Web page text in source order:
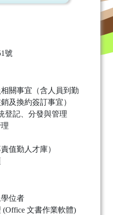
號
關事宜（含人員到勤
及換約簽訂事宜）
登記、分發與管理
值勤人才庫）
位者
文書作業軟體)